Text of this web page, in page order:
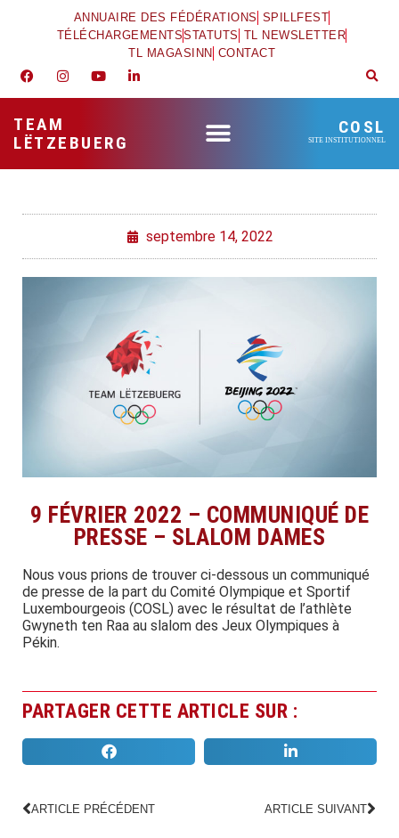
ANNUAIRE DES FÉDÉRATIONS SPILLFEST
TÉLÉCHARGEMENTSSTATUTS TL NEWSLETTER
TL MAGASINN CONTACT
TEAM
LËTZEBUERG
COSL
SITE INSTITUTIONNEL
septembre 14, 2022
9 FÉVRIER 2022 – COMMUNIQUÉ DE
PRESSE – SLALOM DAMES
Nous vous prions de trouver ci-dessous un communiqué
de presse de la part du Comité Olympique et Sportif
Luxembourgeois (COSL) avec le résultat de l’athlète
Gwyneth ten Raa au slalom des Jeux Olympiques à
Pékin.
PARTAGER CETTE ARTICLE SUR :
ARTICLE PRÉCÉDENT ARTICLE SUIVANT